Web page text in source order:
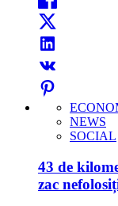
NEWS
SOCIAL
43 de
zac